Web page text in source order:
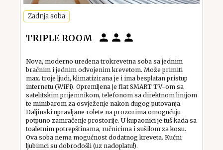
Zadnja soba
TRIPLE ROOM
Nova, moderno uređena trokrevetna soba sa jednim
bračnim i jednim odvojenim krevetom. Može primiti
max. troje ljudi, klimatizirana je i ima besplatan pristup
internetu (WiFi). Opremljena je flat SMART TV-om sa
satelitskim prijemnikom, telefonom sa direktnom linijom
te minibarom za osvježenje nakon dugog putovanja.
Daljinski upravljane rolete na prozorima omogućuju
potpuno zamračenje prostorije. U kupaonici je tuš kada sa
toaletnim potrepštinama, ručnicima i sušilom za kosu.
Ova soba nema mogućnost dodatnog kreveta. Kućni
ljubimci su dobrodošli (uz nadoplatu!).